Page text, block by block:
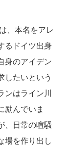
、本名をアレ
るドイツ出身
身のアイデン
したいという
ンはライン川
励んでいま
、日常の喧騒
場を作り出し